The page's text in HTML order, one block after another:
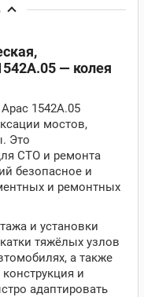
— колея
1542A.05
мостов,
Это
СТО и ремонта
безопасное и
и ремонтных
и установки
тяжёлых узлов
а также
и
адаптировать